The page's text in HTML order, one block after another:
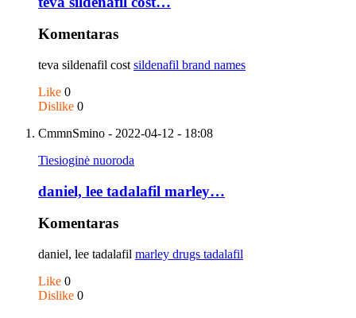
Komentaras
teva sildenafil cost sildenafil brand names
Like 0
Dislike 0
CmmnSmino - 2022-04-12 - 18:08
Tiesioginė nuoroda
daniel, lee tadalafil marley…
Komentaras
daniel, lee tadalafil marley drugs tadalafil
Like 0
Dislike 0